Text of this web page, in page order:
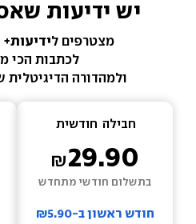
יש ידיעות
מצטרפים לידיעות+
לכתבות הכי
ולמהדורה הדיגיטלית
חבילה חודשית
29.90
בתשלום חודשי מתחדש
חודש ראשון ב-₪5.90